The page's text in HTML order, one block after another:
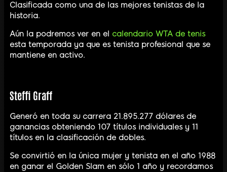
Clasificada como una de las mejores tenistas de la
historia.
Aún la podremos ver en el calendario WTA de tenis
esta temporada ya que es tenista profesional que se
mantiene en activo.
Steffi Graff
Generó en toda su carrera 21.895.277 dólares de
ganancias obteniendo 107 títulos individuales y 11
títulos en la clasificación de dobles.
Se convirtió en la única mujer y tenista en el año 1988
en ganar el Golden Slam en sólo 1 año y recordamos